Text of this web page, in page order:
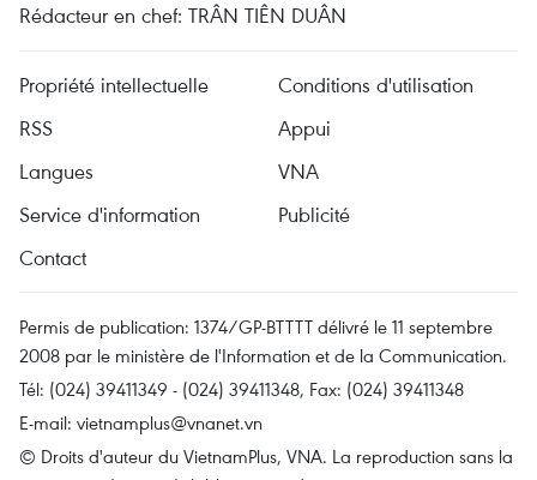
Rédacteur en chef: TRÂN TIÊN DUÂN
Propriété intellectuelle
Conditions d'utilisation
RSS
Appui
Langues
VNA
Service d'information
Publicité
Contact
Permis de publication: 1374/GP-BTTTT délivré le 11 septembre
2008 par le ministère de l'Information et de la Communication.
Tél: (024) 39411349 - (024) 39411348, Fax: (024) 39411348
E-mail: vietnamplus@vnanet.vn
© Droits d'auteur du VietnamPlus, VNA. La reproduction sans la